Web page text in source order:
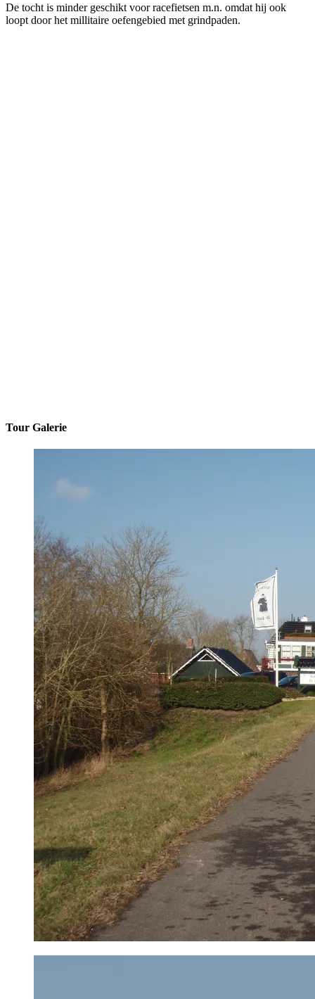
De tocht is minder geschikt voor racefietsen m.n. omdat hij ook
loopt door het millitaire oefengebied met grindpaden.
Tour Galerie